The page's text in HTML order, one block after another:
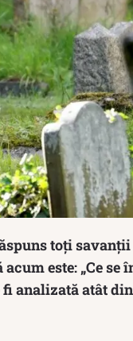
toți
este: „Ce se
fi analizată atât